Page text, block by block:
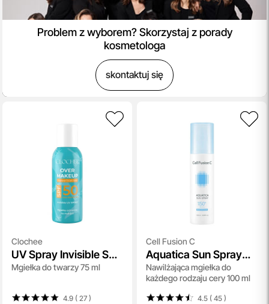
Problem z wyborem? Skorzystaj z porady
kosmetologa
skontaktuj się
Clochee
UV Spray Invisible SPF
50
Mgiełka do twarzy 75 ml
4.9 ( 27)
Cell Fusion C
Aquatica Sun Spray
SPF50+/PA ++++
Nawilżająca mgiełka do
każdego rodzaju cery 100 ml
4.5 ( 45)